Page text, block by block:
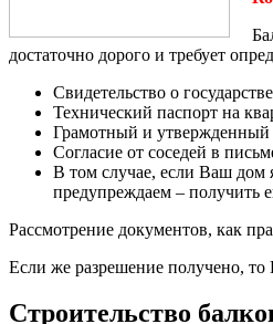
достаточно дорого и требует
Свидетельство о
Технический паспорт на
Грамотный и утвержденный
Согласие от соседей в
В том случае, если Ваш дом
предупреждаем – получить
Рассмотрение документов, как
Если же разрешение получено, то
Строительство